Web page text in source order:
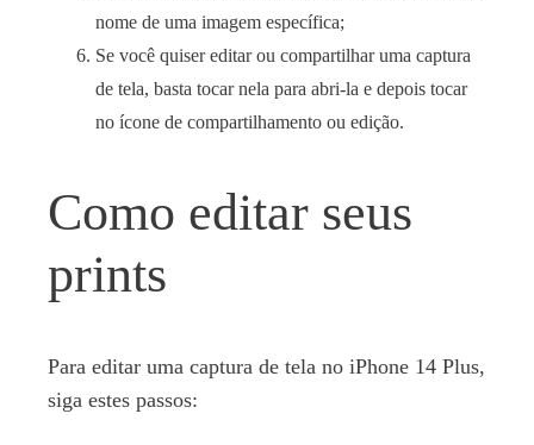
nome de uma imagem específica;
Se você quiser editar ou compartilhar uma captura
de tela, basta tocar nela para abri-la e depois tocar
no ícone de compartilhamento ou edição.
Como editar seus
prints
Para editar uma captura de tela no iPhone 14 Plus,
siga estes passos: